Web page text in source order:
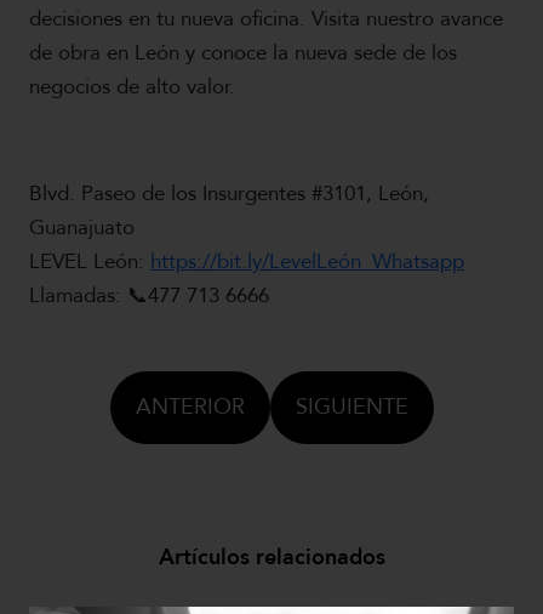
decisiones en tu nueva oficina. Visita nuestro avance
de obra en León y conoce la nueva sede de los
negocios de alto valor.
Blvd. Paseo de los Insurgentes #3101, León,
Guanajuato
LEVEL León: https://bit.ly/LevelLeón_Whatsapp
Llamadas: 📞477 713 6666
ANTERIOR SIGUIENTE
Artículos relacionados